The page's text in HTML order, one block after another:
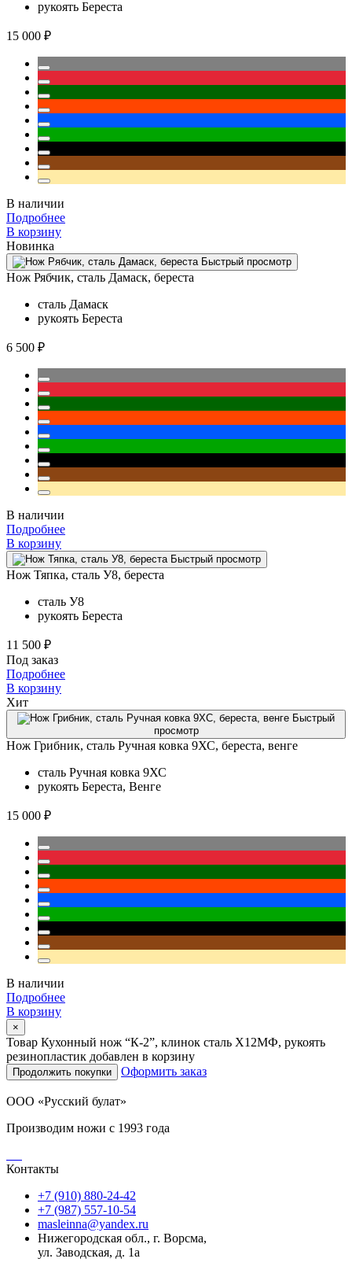
рукоять Береста
15 000 ₽
В наличии
Подробнее
В корзину
Новинка
Быстрый просмотр
Нож Рябчик, сталь Дамаск, береста
сталь Дамаск
рукоять Береста
6 500 ₽
В наличии
Подробнее
В корзину
Быстрый просмотр
Нож Тяпка, сталь У8, береста
сталь У8
рукоять Береста
11 500 ₽
Под заказ
Подробнее
В корзину
Хит
Быстрый
просмотр
Нож Грибник, сталь Ручная ковка 9ХС, береста, венге
сталь Ручная ковка 9ХС
рукоять Береста, Венге
15 000 ₽
В наличии
Подробнее
В корзину
×
Товар Кухонный нож “К-2”, клинок сталь Х12МФ, рукоять
резинопластик добавлен в корзину
Продолжить покупки Оформить заказ
ООО «Русский булат»
Производим ножи с 1993 года
Контакты
+7 (910) 880-24-42
+7 (987) 557-10-54
masleinna@yandex.ru
Нижегородская обл., г. Ворсма,
ул. Заводская, д. 1а